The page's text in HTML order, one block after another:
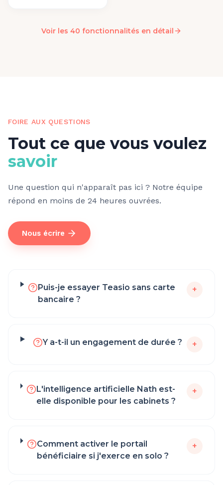
Voir les 40 fonctionnalités en détail
FOIRE AUX QUESTIONS
Tout ce que vous voulez
savoir
Une question qui n'apparaît pas ici ? Notre équipe
répond en moins de 24 heures ouvrées.
Nous écrire
Puis-je essayer Teasio sans carte
bancaire ?
+
Y a-t-il un engagement de durée ? +
L'intelligence artificielle Nath est-
elle disponible pour les cabinets ?
+
Comment activer le portail
bénéficiaire si j'exerce en solo ?
+